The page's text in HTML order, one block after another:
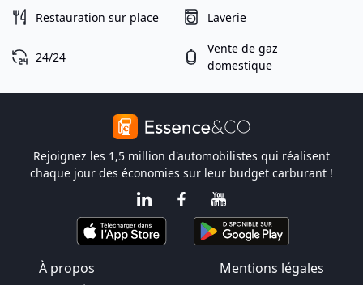
Restauration sur place Laverie
24/24
Vente de gaz
domestique
Rejoignez les 1,5 million d'automobilistes qui réalisent
chaque jour des économies sur leur budget carburant !
À propos Mentions légales